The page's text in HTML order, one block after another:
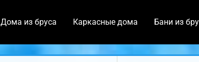
Дома из бруса Каркасные дома Бани из